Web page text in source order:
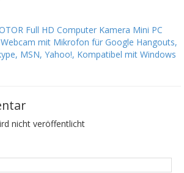
Full HD Computer Kamera Mini PC
mit Mikrofon für Google Hangouts,
MSN, Yahoo!, Kompatibel mit Windows
nicht veröffentlicht